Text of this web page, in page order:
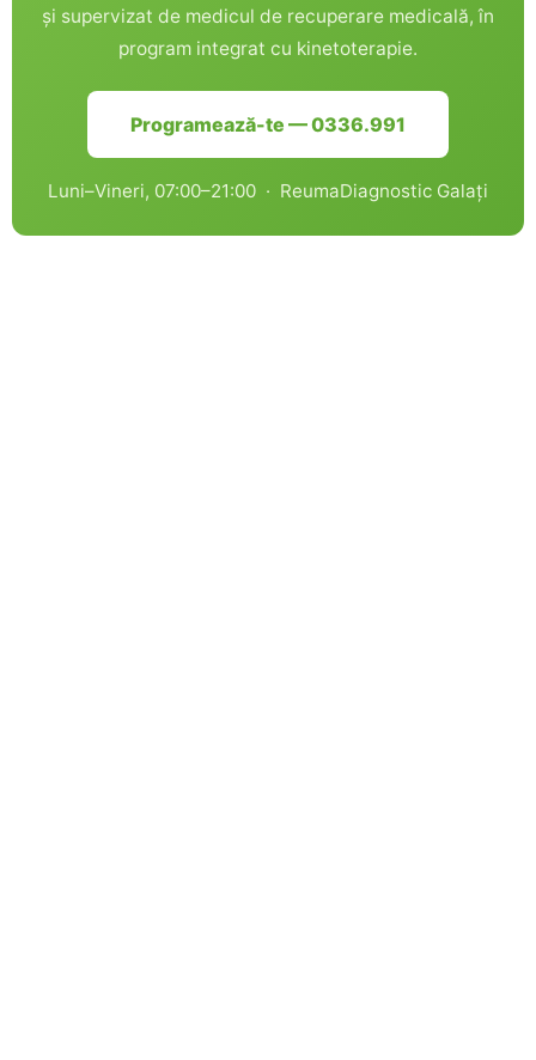
și supervizat de medicul de recuperare medicală, în
program integrat cu kinetoterapie.
Programează-te — 0336.991
Luni–Vineri, 07:00–21:00 · ReumaDiagnostic Galați